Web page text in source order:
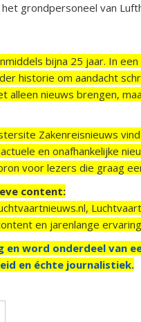
grondpersoneel van
bijna 25 jaar. In
historie om aandacht
alleen nieuws brengen,
Zakenreisnieuws
en onafhankelijke
voor lezers die graag
content:
en jarenlange
en word onderdeel van
en échte journalistiek.